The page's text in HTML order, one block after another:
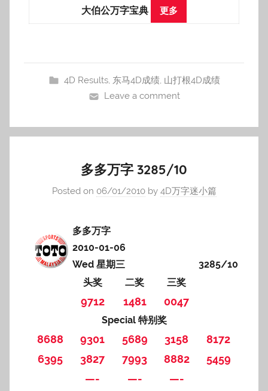
大伯公万字宝典 更多
4D Results, 东马4D成绩, 山打根4D成绩
Leave a comment
多多万字 3285/10
Posted on 06/01/2010by 4D万字迷小篇
多多万字
2010-01-06
Wed 星期三
3285/10
头奖
二奖 三奖
9712 1481 0047
Special 特别奖
8688 9301 5689 3158
8172
6395
3827 7993 8882
5459
—-
—- —-